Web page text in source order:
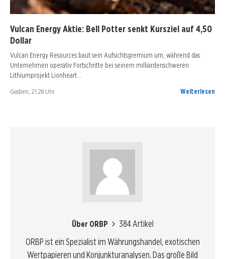
Vulcan Energy Aktie: Bell Potter senkt Kursziel auf 4,50
Dollar
Vulcan Energy Resources baut sein Aufsichtsgremium um, während das
Unternehmen operativ Fortschritte bei seinem milliardenschweren
Lithiumprojekt Lionheart…
Gestern, 21:28 Uhr Weiterlesen
Über ORBP
384 Artikel
ORBP ist ein Spezialist im Währungshandel, exotischen
Wertpapieren und Konjunkturanalysen. Das große Bild